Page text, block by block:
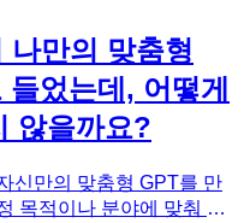
나만의 맞춤형
었는데, 어떻게
않을까요?
신만의 맞춤형 GPT를 만
목적이나 분야에 맞춰 챗